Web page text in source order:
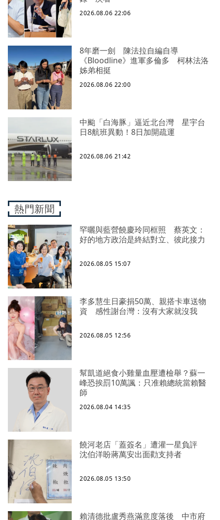
2026.08.06 22:06
8年磨一劍 陳法拉自編自導
《Bloodline》進軍多倫多 柯林法洛
姊弟相挺
2026.08.06 22:00
中颱「白海豚」逼近北台灣 星宇台
日8航班異動！8日加開疏運
2026.08.06 21:42
熱門新聞
罕曬與藍營饒慶玲同框照 蔡英文：
好的地方政治是終結對立、彼此接力
2026.08.05 15:07
李多慧生日豪捐50萬、親搭卡車送物
資 感性謝台灣：沒有大家就沒我
2026.08.05 12:56
幫凱道絕食小雞量血壓遭檢舉？蘇一
峰恐挨罰10萬諷：只准賴總統當賴醫
師
2026.08.04 14:35
饒河老店「蓋簽名」遭灌一星負評
沈伯洋盼蔣萬安出面勸支持者
2026.08.05 13:50
賴清德批盧秀燕滿意度落後 中市府